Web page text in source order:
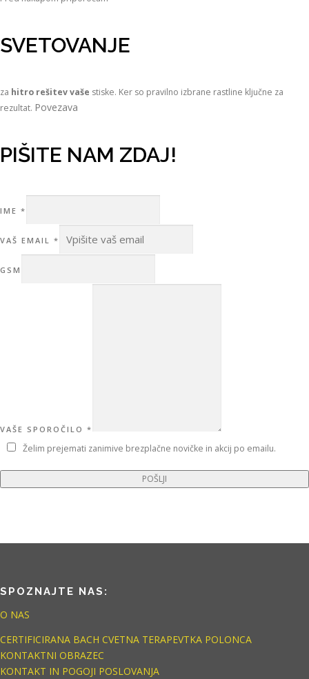
SVETOVANJE
za hitro rešitev vaše stiske. Ker so pravilno izbrane rastline ključne za
rezultat. Povezava
PIŠITE NAM ZDAJ!
IME *
GSM
VAŠ EMAIL *
GSM
VAŠE SPOROČILO *
Želim prejemati zanimive brezplačne novičke in akcij po emailu.
POŠLJI
SPOZNAJTE NAS:
O NAS
CERTIFICIRANA BACH CVETNA TERAPEVTKA POLONCA
KONTAKTNI OBRAZEC
KONTAKT IN POGOJI POSLOVANJA